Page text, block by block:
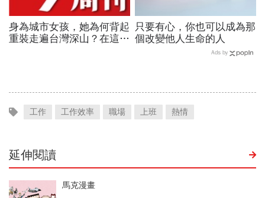
身為城市女孩，她為何背起
重裝走遍台灣深山？在這座
只要有心，你也可以成為那
個改變他人生命的人
Ads by
工作 工作效率 職場 上班 熱情
延伸閱讀
馬克漫畫